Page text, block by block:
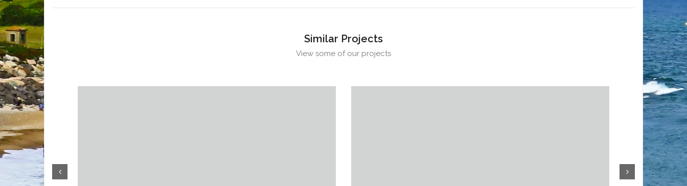
Similar Projects
View some of our projects